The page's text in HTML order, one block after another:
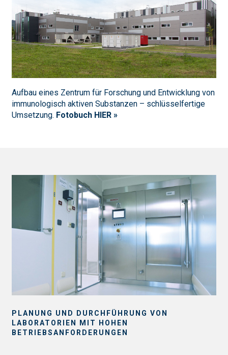
Aufbau eines Zentrum für Forschung und Entwicklung von
immunologisch aktiven Substanzen – schlüsselfertige
Umsetzung. Fotobuch HIER »
PLANUNG UND DURCHFÜHRUNG VON
LABORATORIEN MIT HOHEN
BETRIEBSANFORDERUNGEN